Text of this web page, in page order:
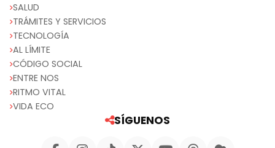
SALUD
TRÁMITES Y SERVICIOS
TECNOLOGÍA
AL LÍMITE
CÓDIGO SOCIAL
ENTRE NOS
RITMO VITAL
VIDA ECO
SÍGUENOS